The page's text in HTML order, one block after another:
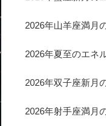
2026年山羊座満月
2026年夏至のエネ
2026年双子座新月
2026年射手座満月